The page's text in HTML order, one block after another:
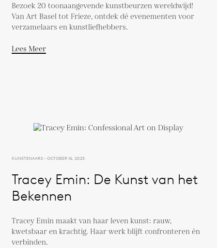
Bezoek 20 toonaangevende kunstbeurzen wereldwijd!
Van Art Basel tot Frieze, ontdek dé evenementen voor
verzamelaars en kunstliefhebbers.
Lees Meer
KUNSTENAARS - OCTOBER 16, 2025
Tracey Emin: De Kunst van het
Bekennen
Tracey Emin maakt van haar leven kunst: rauw,
kwetsbaar en krachtig. Haar werk blijft confronteren én
verbinden.